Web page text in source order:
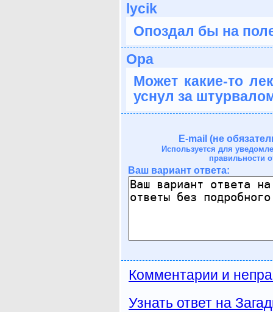
lycik
Опоздал бы на
Ора
Может какие-то
уснул за
E-mail (не
Используется для
правильности
Ваш вариант ответа:
Комментарии и
Узнать ответ на